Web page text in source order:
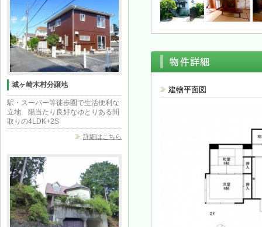
城ヶ崎木村分譲地
駅・スーパー等徒歩圏で生活便利な
立地 陽当たり良好なゆとりある間
取りの4LDK+2S
詳細はこちら
建物平面図